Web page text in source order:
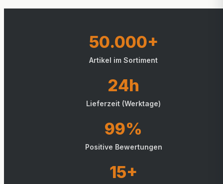
50.000+
Artikel im Sortiment
24h
Lieferzeit (Werktage)
99%
Positive Bewertungen
15+